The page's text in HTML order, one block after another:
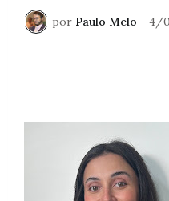
por Paulo Melo - 4/